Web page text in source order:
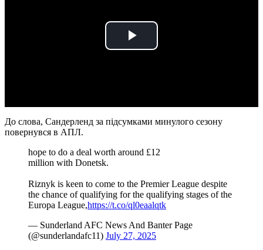
Play
До слова, Сандерленд за підсумками минулого сезону
повернувся в АПЛ.
hope to do a deal worth around £12
million with Donetsk.
Riznyk is keen to come to the Premier League despite
the chance of qualifying for the qualifying stages of the
Europa League,https://t.co/ql0eaalqtk
— Sunderland AFC News And Banter Page
(@sunderlandafc11) July 27, 2025